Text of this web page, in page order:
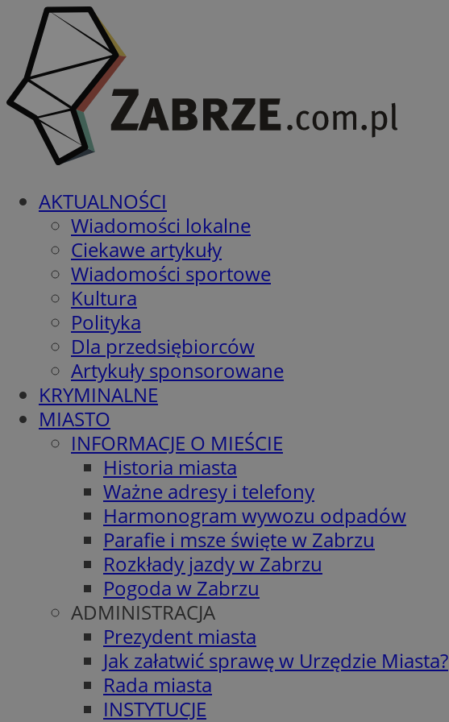
AKTUALNOŚCI
Wiadomości lokalne
Ciekawe artykuły
Wiadomości sportowe
Kultura
Polityka
Dla przedsiębiorców
Artykuły sponsorowane
KRYMINALNE
MIASTO
INFORMACJE O MIEŚCIE
Historia miasta
Ważne adresy i telefony
Harmonogram wywozu odpadów
Parafie i msze święte w Zabrzu
Rozkłady jazdy w Zabrzu
Pogoda w Zabrzu
ADMINISTRACJA
Prezydent miasta
Jak załatwić sprawę w Urzędzie Miasta?
Rada miasta
INSTYTUCJE